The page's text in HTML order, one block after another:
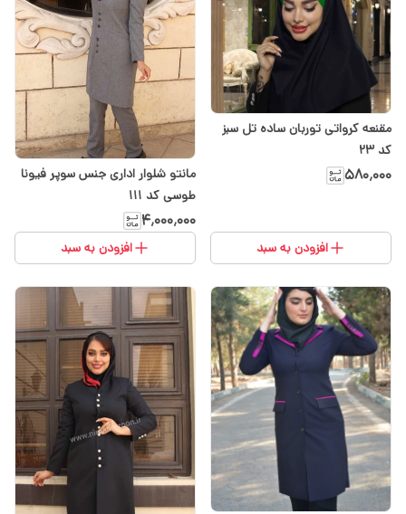
مقنعه کرواتی توربان ساده تل سبز
کد ۲۳
۵۸۰٬۰۰۰
افزودن به سبد
مانتو شلوار اداری جنس سوپر فیونا
طوسی کد ۱۱۱
۴٬۰۰۰٬۰۰۰
افزودن به سبد